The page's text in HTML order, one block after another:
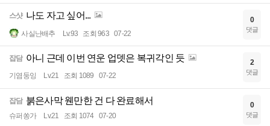
스샷 나도 자고 싶어...
사실난배추 Lv.93 조회 963 07-22
0
댓글
잡담 아니 근데 이번 연운 업뎃은 복귀각인 듯
기염둥잉 Lv.21 조회 1089 07-22
2
댓글
잡담 붉은사막 웬만한 건 다 완료해서
슈퍼쏭가 Lv.21 조회 1074 07-20
0
댓글